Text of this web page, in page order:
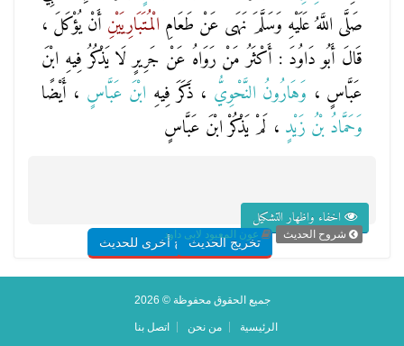
صَلَّى اللَّهُ عَلَيْهِ وَسَلَّمَ نَهَى عَنْ طَعَامِ الْمُتَبَارِيَيْنِ أَنْ يُؤْكَلَ ،
قَالَ أَبُو دَاوُدَ : أَكْثَرُ مَنْ رَوَاهُ عَنْ جَرِيرٍ لَا يَذْكُرُ فِيهِ ابْنَ
عَبَّاسٍ ، وَهَارُونُ النَّحْوِيُّ ، ذَكَرَ فِيهِ ابْنَ عَبَّاسٍ ، أَيْضًا
وَحَمَّادُ بْنُ زَيْدٍ ، لَمْ يَذْكُرْ ابْنَ عَبَّاسٍ
اخفاء واظهار التشكيل
تخريج الحديثشروح أخرى للحديث
شروح الحديث عون المعبود لابى داود
جميع الحقوق محفوظة © 2026
الرئيسية من نحن اتصل بنا